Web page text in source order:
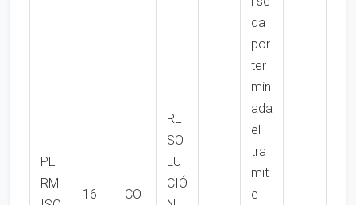
PE
RM
16
CO
RE
SO
LU
CIÓ
da
por
ter
min
ada
el
tra
mit
e